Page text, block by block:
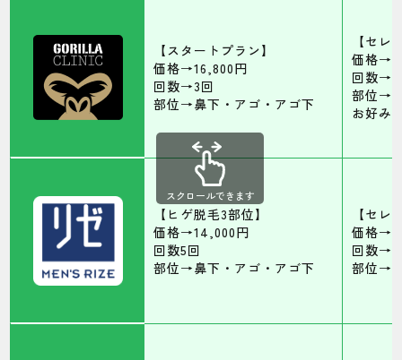
【スタートプラン】
価格→16,800円
回数→3回
部位→鼻下・アゴ・アゴ下
【セレ
価格
回数→5
部位→
お好み
【ヒゲ脱毛3部位】
価格→14,000円
回数5回
部位→鼻下・アゴ・アゴ下
【セレ
価格
回数→5
部位→
スクロールできます